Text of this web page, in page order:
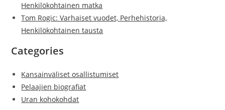
Henkilökohtainen matka
Tom Rogic: Varhaiset vuodet, Perhehistoria,
Henkilökohtainen tausta
Categories
Kansainväliset osallistumiset
Pelaajien biografiat
Uran kohokohdat